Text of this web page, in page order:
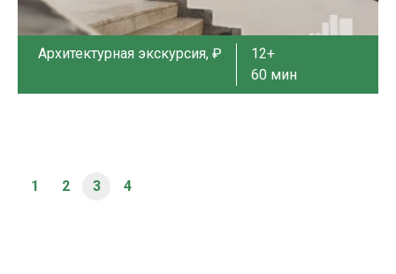
Архитектурная экскурсия, ₽
12+
60 мин
1 2 3 4